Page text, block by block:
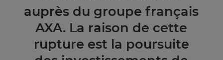
auprès du groupe français
AXA. La raison de cette
rupture est la poursuite